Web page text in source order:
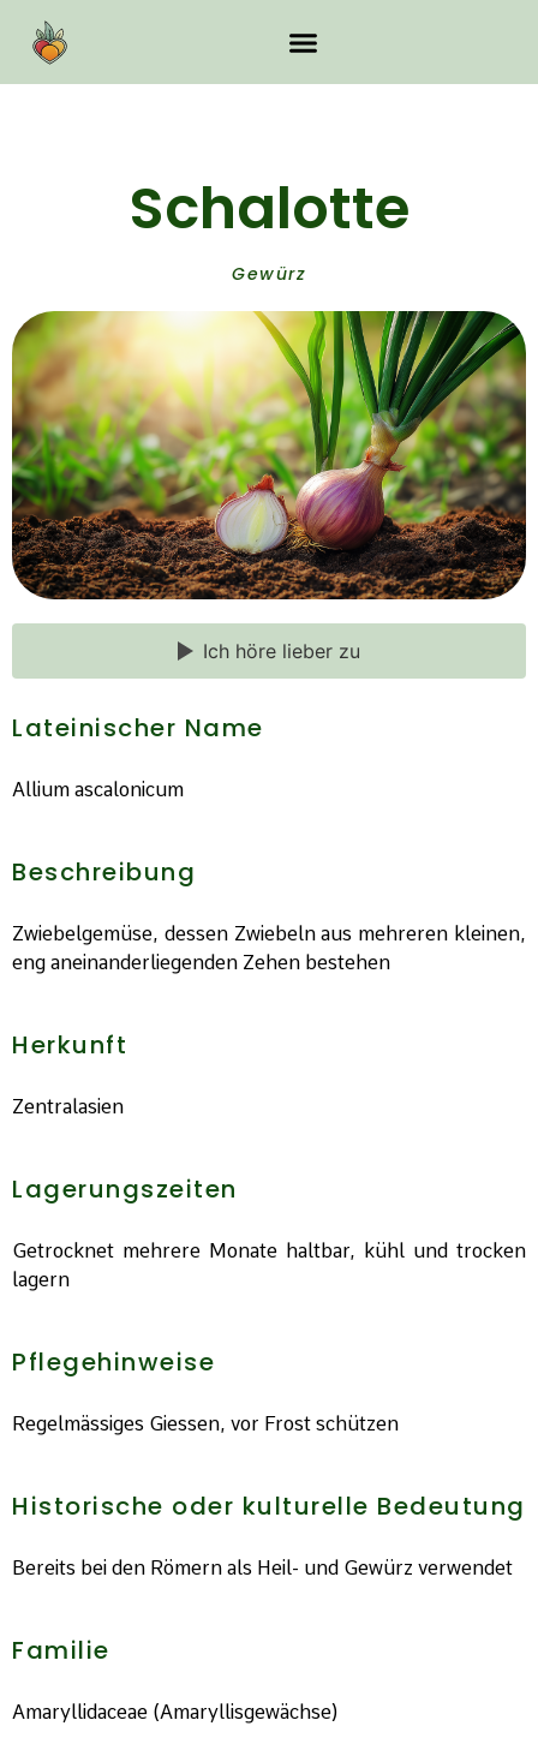
Schalotte
Gewürz
Ich höre lieber zu
Lateinischer Name
Allium ascalonicum
Beschreibung
Zwiebelgemüse, dessen Zwiebeln aus mehreren kleinen,
eng aneinanderliegenden Zehen bestehen
Herkunft
Zentralasien
Lagerungszeiten
Getrocknet mehrere Monate haltbar, kühl und trocken
lagern
Pflegehinweise
Regelmässiges Giessen, vor Frost schützen
Historische oder kulturelle Bedeutung
Bereits bei den Römern als Heil- und Gewürz verwendet
Familie
Amaryllidaceae (Amaryllisgewächse)